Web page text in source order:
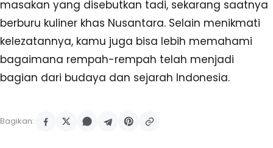
masakan yang disebutkan tadi, sekarang saatnya
berburu kuliner khas Nusantara. Selain menikmati
kelezatannya, kamu juga bisa lebih memahami
bagaimana rempah-rempah telah menjadi
bagian dari budaya dan sejarah Indonesia.
Bagikan: